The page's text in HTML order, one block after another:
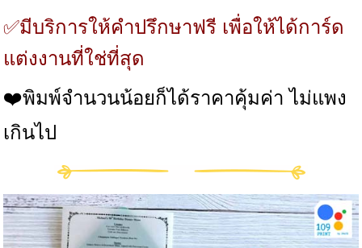
✅มีบริการให้คำปรึกษาฟรี เพื่อให้ได้การ์ด
แต่งงานที่ใช่ที่สุด
❤️พิมพ์จำนวนน้อยก็ได้ราคาคุ้มค่า ไม่แพง
เกินไป